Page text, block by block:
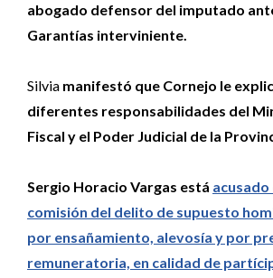
abogado defensor del imputado
Garantías interviniente.
Silvia manifestó que Cornejo le
diferentes responsabilidades del
Fiscal y el Poder Judicial de la
Sergio Horacio Vargas está
comisión del delito de supuesto
por ensañamiento, alevosía y por
remuneratoria, en calidad de